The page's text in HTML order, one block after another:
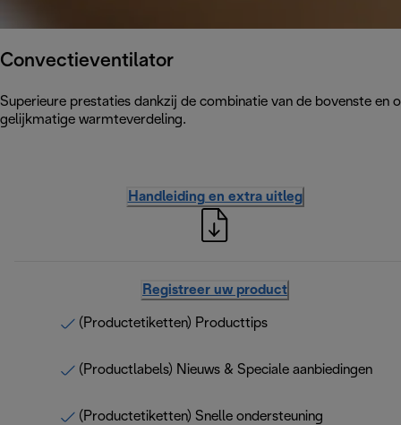
Convectieventilator
Superieure prestaties dankzij de combinatie van de bovenste
gelijkmatige warmteverdeling.
Handleiding en extra uitleg
Registreer uw product
(Productetiketten) Producttips
(Productlabels) Nieuws & Speciale aanbiedingen
(Productetiketten) Snelle ondersteuning